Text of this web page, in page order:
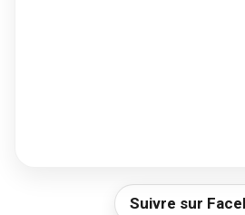
Suivre sur